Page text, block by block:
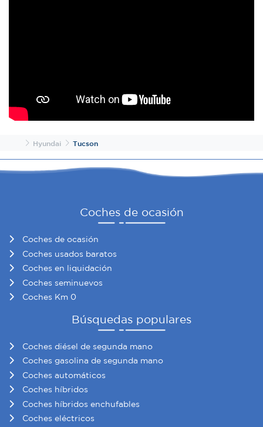
InicioHyundai Tucson
Coches de ocasión
Coches de ocasión
Coches usados baratos
Coches en liquidación
Coches seminuevos
Coches Km 0
Búsquedas populares
Coches diésel de segunda mano
Coches gasolina de segunda mano
Coches automáticos
Coches híbridos
Coches híbridos enchufables
Coches eléctricos